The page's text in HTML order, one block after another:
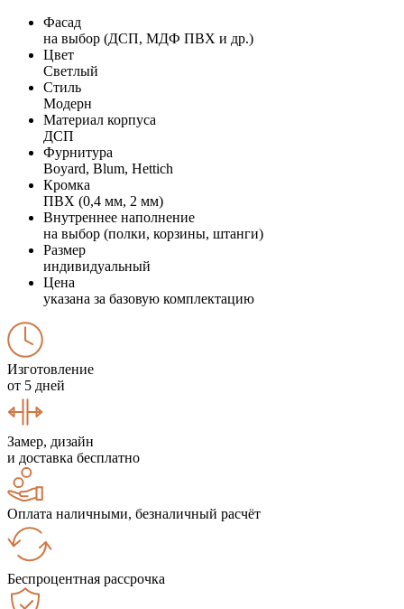
Фасад
на выбор (ДСП, МДФ ПВХ и др.)
Цвет
Светлый
Стиль
Модерн
Материал корпуса
ДСП
Фурнитура
Boyard, Blum, Hettich
Кромка
ПВХ (0,4 мм, 2 мм)
Внутреннее наполнение
на выбор (полки, корзины, штанги)
Размер
индивидуальный
Цена
указана за базовую комплектацию
Изготовление
от 5 дней
Замер, дизайн
и доставка бесплатно
Оплата наличными, безналичный расчёт
Беспроцентная рассрочка